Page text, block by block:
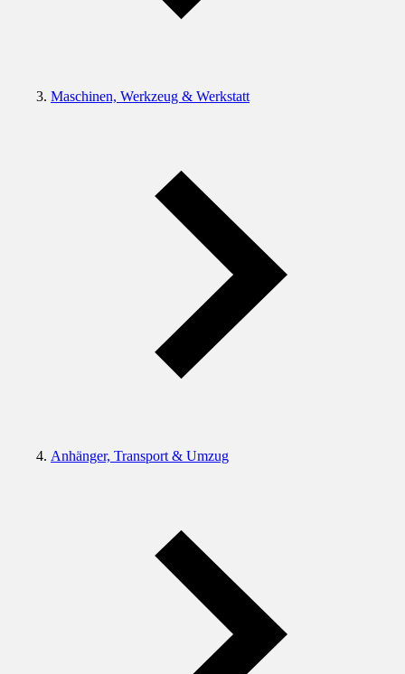
Maschinen, Werkzeug & Werkstatt
Anhänger, Transport & Umzug